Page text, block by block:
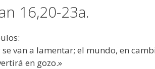
16,20-23a.
van a lamentar; el mundo, en
en gozo.»